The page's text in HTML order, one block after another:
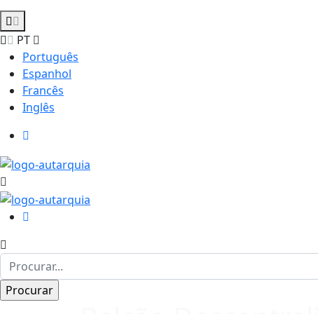
PT
Português
Espanhol
Francês
Inglês